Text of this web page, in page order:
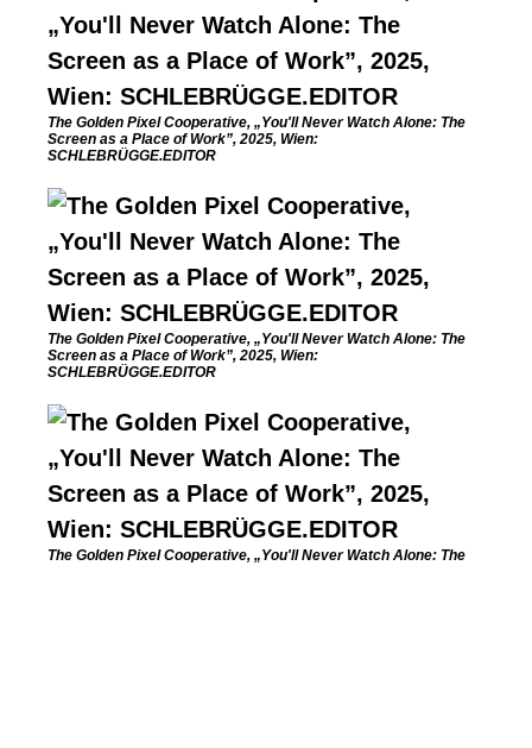
The Golden Pixel Cooperative, „You'll Never Watch Alone: The
Screen as a Place of Work”, 2025, Wien:
SCHLEBRÜGGE.EDITOR
The Golden Pixel Cooperative, „You'll Never Watch Alone: The
Screen as a Place of Work”, 2025, Wien:
SCHLEBRÜGGE.EDITOR
The Golden Pixel Cooperative, „You'll Never Watch Alone: The